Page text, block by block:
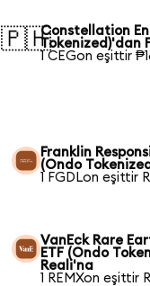
🇵🇭Constellation
Tokenized)'dan
1 CEGon eşittir
Franklin
(Ondo
1 FGDLon eşittir
VanEck Rare
ETF (Ondo
Reali'na
1 REMXon eşittir